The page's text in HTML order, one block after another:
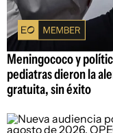
Meningococo y
pediatras dieron la
gratuita, sin éxito